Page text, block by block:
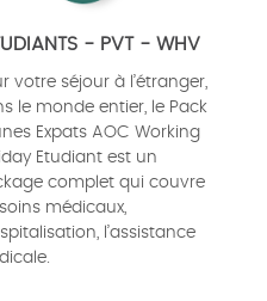
- PVT - WHV
votre séjour à l’étranger,
le monde entier, le Pack
Expats AOC Working
Etudiant est un
complet qui couvre
soins médicaux,
l’assistance